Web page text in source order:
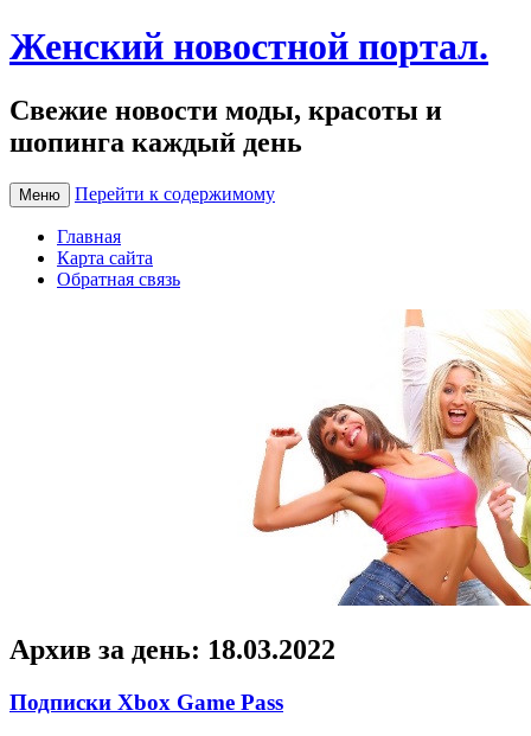
Женский новостной портал.
Свежие новости моды, красоты и
шопинга каждый день
Меню Перейти к содержимому
Главная
Карта сайта
Обратная связь
Архив за день: 18.03.2022
Подписки Xbox Game Pass